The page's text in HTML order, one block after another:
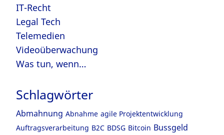
IT-Recht
Legal Tech
Telemedien
Videoüberwachung
Was tun, wenn…
Schlagwörter
Abmahnung Abnahme agile Projektentwicklung
Auftragsverarbeitung B2C BDSG Bitcoin Bussgeld